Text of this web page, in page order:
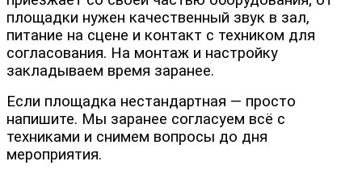
площадки нужен качественный звук в зал,
питание на сцене и контакт с техником для
согласования. На монтаж и настройку
закладываем время заранее.
Если площадка нестандартная — просто
напишите. Мы заранее согласуем всё с
техниками и снимем вопросы до дня
мероприятия.